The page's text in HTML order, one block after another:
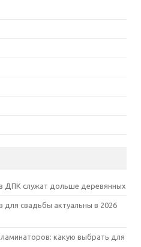
ДПК служат дольше деревянных
для свадьбы актуальны в 2026
какую выбрать для